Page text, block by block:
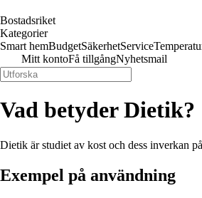
Bostadsriket
Kategorier
Smart hemBudgetSäkerhetService
Mitt kontoFå tillgångNyhetsmail
Vad betyder Dietik?
Dietik är studiet av kost och dess inverkan
Exempel på användning